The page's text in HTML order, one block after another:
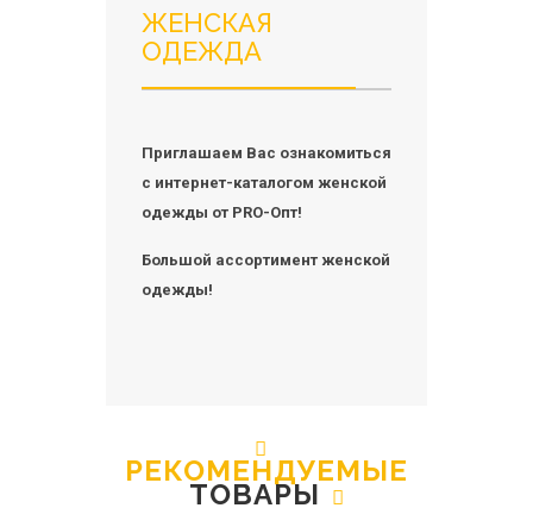
ЖЕНСКАЯ
ОДЕЖДА
Приглашаем Вас ознакомиться
с интернет-каталогом женской
одежды от PRO-Опт!
Большой ассортимент женской
одежды!
РЕКОМЕНДУЕМЫЕ
ТОВАРЫ